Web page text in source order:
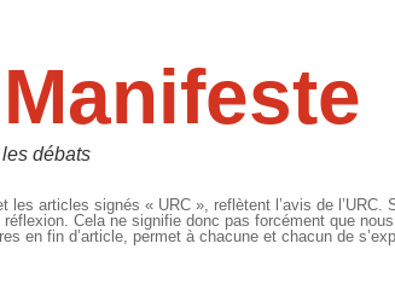
débats
les articles signés « URC », reflètent l’avis de
réflexion. Cela ne signifie donc pas forcément que
en fin d’article, permet à chacune et chacun de